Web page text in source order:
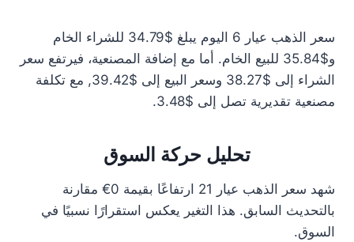
سعر الذهب عيار 6 اليوم يبلغ $34.79 للشراء الخام
و$35.84 للبيع الخام. أما مع إضافة المصنعية، فيرتفع سعر
الشراء إلى $38.27 وسعر البيع إلى $39.42, مع تكلفة
مصنعية تقديرية تصل إلى $3.48.
تحليل حركة السوق
شهد سعر الذهب عيار 21 ارتفاعًا بقيمة 0€ مقارنة
بالتحديث السابق. هذا التغير يعكس استقرارًا نسبيًا في
السوق.